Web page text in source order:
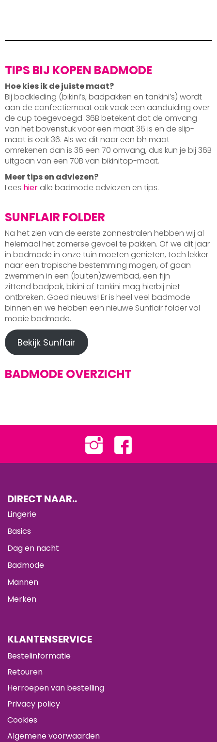
TIPS BIJ KOPEN BADMODE
Hoe kies ik de juiste maat?
Bij badkleding (bikini’s, badpakken en tankini’s) wordt
aan de confectiemaat ook vaak een aanduiding over
de cup toegevoegd. 36B betekent dat de omvang
van het bovenstuk voor een maat 36 is en de slip-
maat is ook 36. Als we dit naar een bh maat
omrekenen dan is 36 een 70 omvang, dus kun je bij 36B
uitgaan van een 70B van bikinitop-maat.
Meer tips en adviezen?
Lees hier alle badmode adviezen en tips.
SUNFLAIR FOLDER
Na het zien van de eerste zonnestralen hebben wij al
helemaal het zomerse gevoel te pakken. Of we dit jaar
in badmode in onze tuin moeten genieten, toch lekker
naar een tropische bestemming mogen, of gaan
zwemmen in een (buiten)zwembad, een fijn
zittend badpak, bikini of tankini mag hierbij niet
ontbreken. Goed nieuws! Er is heel veel badmode
binnen en we hebben een nieuwe Sunflair folder vol
mooie badmode.
Bekijk Sunflair
BADMODE OVERZICHT
DIRECT NAAR..
Lingerie
Basics
Dag en nacht
Badmode
Mannen
Merken
KLANTENSERVICE
Bestelinformatie
Retouren
Herroepen van bestelling
Privacy policy
Cookies
Algemene voorwaarden